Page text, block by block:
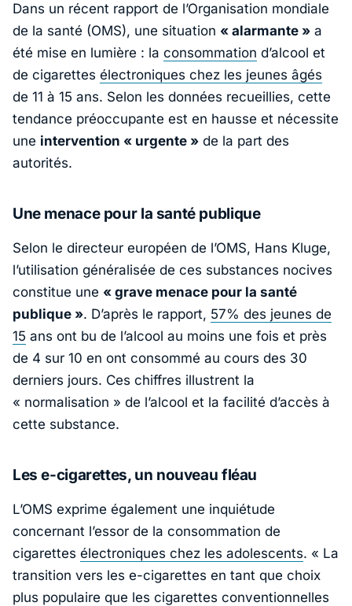
Dans un récent rapport de l’Organisation mondiale
de la santé (OMS), une situation « alarmante » a
été mise en lumière : la consommation d’alcool et
de cigarettes électroniques chez les jeunes âgés
de 11 à 15 ans. Selon les données recueillies, cette
tendance préoccupante est en hausse et nécessite
une intervention « urgente » de la part des
autorités.
Une menace pour la santé publique
Selon le directeur européen de l’OMS, Hans Kluge,
l’utilisation généralisée de ces substances nocives
constitue une « grave menace pour la santé
publique ». D’après le rapport, 57% des jeunes de
15 ans ont bu de l’alcool au moins une fois et près
de 4 sur 10 en ont consommé au cours des 30
derniers jours. Ces chiffres illustrent la
« normalisation » de l’alcool et la facilité d’accès à
cette substance.
Les e-cigarettes, un nouveau fléau
L’OMS exprime également une inquiétude
concernant l’essor de la consommation de
cigarettes électroniques chez les adolescents. « La
transition vers les e-cigarettes en tant que choix
plus populaire que les cigarettes conventionnelles